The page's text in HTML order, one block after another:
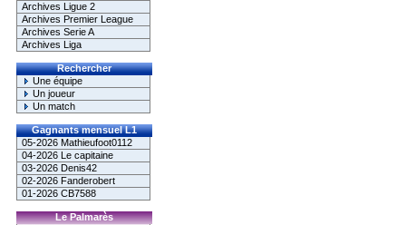
Archives Ligue 2
Archives Premier League
Archives Serie A
Archives Liga
Rechercher
Une équipe
Un joueur
Un match
Gagnants mensuel L1
05-2026 Mathieufoot0112
04-2026 Le capitaine
03-2026 Denis42
02-2026 Fanderobert
01-2026 CB7588
Le Palmarès